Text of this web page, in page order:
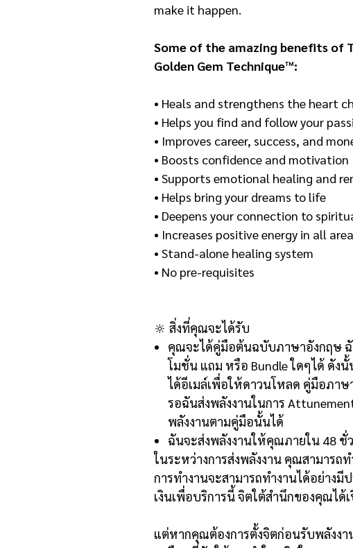
make it happen.
Some of the amazing benefits of
Golden Gem Technique™:
• Heals and strengthens the heart
• Helps you find and follow your
• Improves career, success, and
• Boosts confidence and motivation
• Supports emotional healing and
• Helps bring your dreams to life
• Deepens your connection to
• Increases positive energy in all
• Stand-alone healing system
• No pre-requisites
🔆 สิ่งที่คุณจะได้รับ
คุณจะได้คู่มือต้นฉบับภาษาอังกฤษ
โมชั่น แถม หรือ Bundleใดๆได้ ดัง
ได้อีเมล์เพื่อให้ดาวนโหลด คู่มือภ
รอฉันส่งพลังงานในการ
พลังงานตามคู่มือนั้นได้
ฉันจะส่งพลังงานให้คุณภายใน 48 ชั่
ในระหว่างการส่งพลังงาน คุณสามารถ
การทำงานจะสามารถทำงานได้อย่าง
เงินเพื่อบริการนี้ จิตใต้สำนึกของคุณได้
แต่หากคุณต้องการตั้งจิตก่อนรับพลังงา